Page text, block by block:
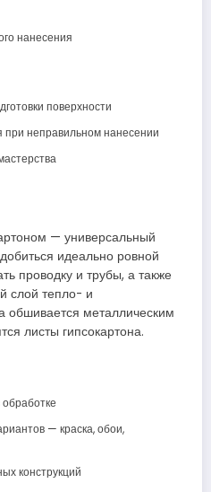
нанесения
поверхности
при неправильном нанесении
— универсальный
идеально ровной
проводку и трубы, а также
слой тепло- и
обшивается металлическим
листы гипсокартона.
— краска, обои,
конструкций